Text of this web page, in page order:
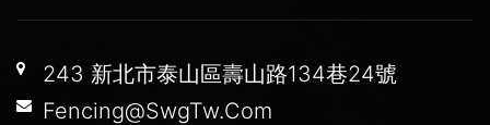
243 新北市泰山區壽山路134巷24號
Fencing@SwgTw.Com